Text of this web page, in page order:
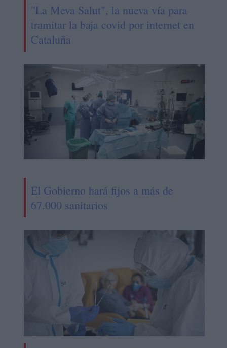
"La Meva Salut", la nueva vía para
tramitar la baja covid por internet en
Cataluña
El Gobierno hará fijos a más de
67.000 sanitarios